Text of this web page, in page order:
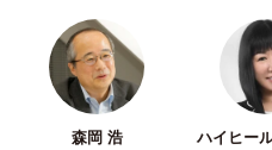
森岡 浩 ハイヒー